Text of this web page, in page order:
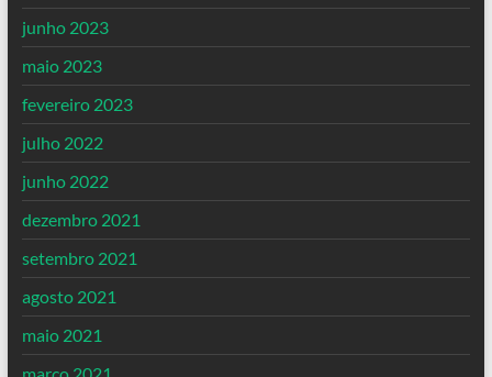
junho 2023
maio 2023
fevereiro 2023
julho 2022
junho 2022
dezembro 2021
setembro 2021
agosto 2021
maio 2021